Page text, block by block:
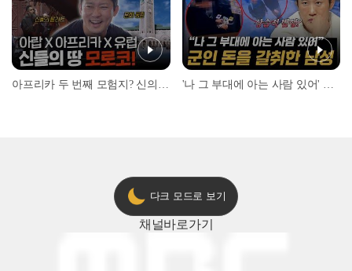
다크 모드로 보기
채널바로가기